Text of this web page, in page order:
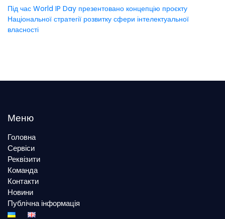
Під час World IP Day презентовано концепцію проєкту
Національної стратегії розвитку сфери інтелектуальної
власності
Меню
Головна
Сервіси
Реквізити
Команда
Контакти
Новини
Публічна інформація